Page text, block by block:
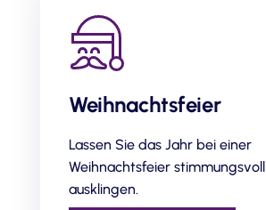
Weihnachtsfeier
Lassen Sie das Jahr bei einer
Weihnachtsfeier stimmungsvoll
ausklingen.